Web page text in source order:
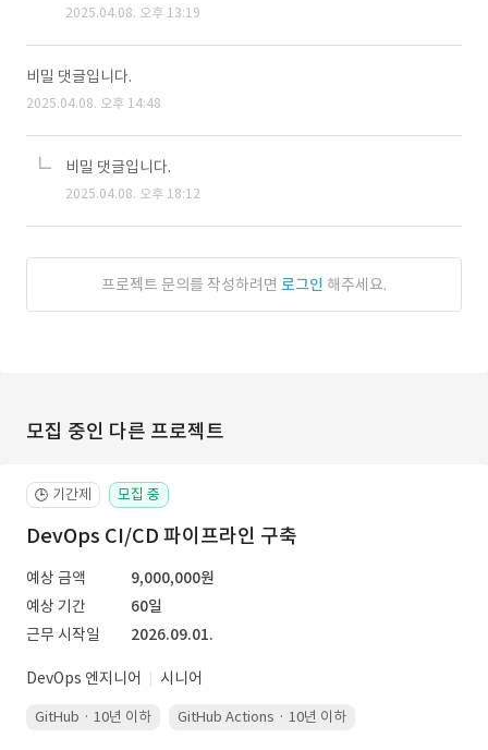
2025.04.08. 오후 13:19
비밀 댓글입니다.
2025.04.08. 오후 14:48
비밀 댓글입니다.
2025.04.08. 오후 18:12
프로젝트 문의를 작성하려면 로그인 해주세요.
모집 중인 다른 프로젝트
🕒 기간제 모집 중
DevOps CI/CD 파이프라인 구축
예상 금액
9,000,000원
예상 기간
60일
근무 시작일
2026.09.01.
DevOps 엔지니어 시니어
GitHub · 10년 이하 GitHub Actions · 10년 이하